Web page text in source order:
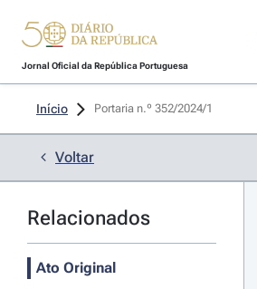
Jornal Oficial da República Portuguesa
Início Portaria n.º 352/2024/1
Voltar
Relacionados
Ato Original